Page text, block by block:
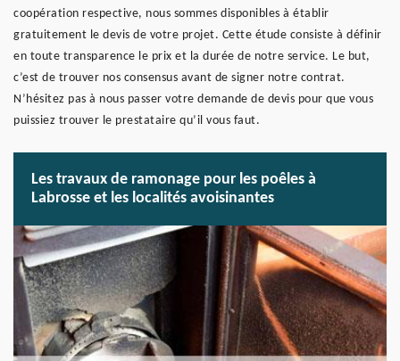
coopération respective, nous sommes disponibles à établir
gratuitement le devis de votre projet. Cette étude consiste à définir
en toute transparence le prix et la durée de notre service. Le but,
c’est de trouver nos consensus avant de signer notre contrat.
N’hésitez pas à nous passer votre demande de devis pour que vous
puissiez trouver le prestataire qu’il vous faut.
Les travaux de ramonage pour les poêles à
Labrosse et les localités avoisinantes